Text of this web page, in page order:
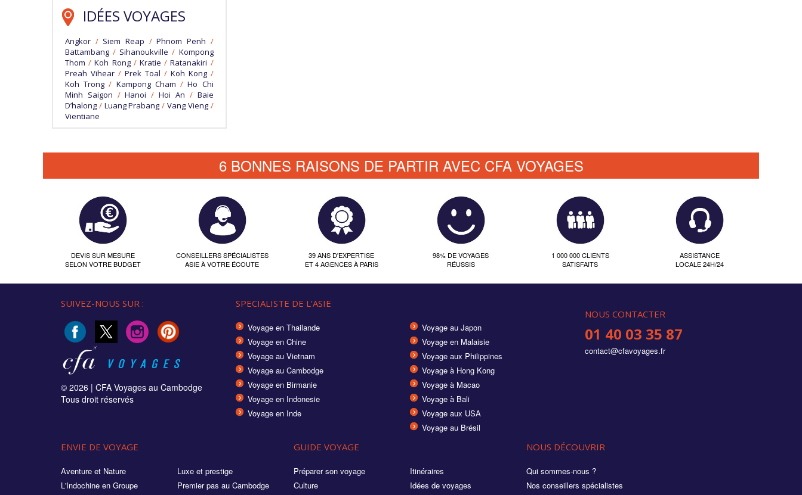
IDÉES VOYAGES
Angkor / Siem Reap / Phnom Penh /
Battambang / Sihanoukville / Kompong
Thom / Koh Rong / Kratie / Ratanakiri /
Preah Vihear / Prek Toal / Koh Kong /
Koh Trong / Kampong Cham / Ho Chi
Minh Saigon / Hanoi / Hoi An / Baie
D’halong / Luang Prabang / Vang Vieng /
Vientiane
6 BONNES RAISONS DE PARTIR AVEC CFA VOYAGES
DEVIS SUR MESURE
SELON VOTRE BUDGET
CONSEILLERS SPÉCIALISTES
ASIE À VOTRE ÉCOUTE
39 ANS D'EXPERTISE
ET 4 AGENCES À PARIS
98% DE VOYAGES
RÉUSSIS
1 000 000 CLIENTS
SATISFAITS
ASSISTANCE
LOCALE 24H/24
SUIVEZ-NOUS SUR :
© 2026 | CFA Voyages au Cambodge
Tous droit réservés
SPECIALISTE DE L'ASIE
Voyage en Thailande
Voyage en Chine
Voyage au Vietnam
Voyage au Cambodge
Voyage en Birmanie
Voyage en Indonesie
Voyage en Inde
Voyage au Japon
Voyage en Malaisie
Voyage aux Philippines
Voyage à Hong Kong
Voyage à Macao
Voyage à Bali
Voyage aux USA
Voyage au Brésil
NOUS CONTACTER
01 40 03 35 87
contact@cfavoyages.fr
ENVIE DE VOYAGE
Aventure et Nature
L'Indochine en Groupe
Luxe et prestige
Premier pas au Cambodge
GUIDE VOYAGE
Préparer son voyage
Culture
Itinéraires
Idées de voyages
NOUS DÉCOUVRIR
Qui sommes-nous ?
Nos conseillers spécialistes